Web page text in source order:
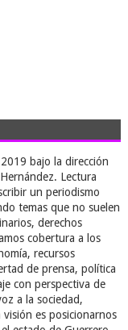
bajo la dirección
Lectura
un periodismo
temas que no suelen
derechos
cobertura a los
recursos
de prensa, política
con perspectiva de
a la sociedad,
es posicionarnos